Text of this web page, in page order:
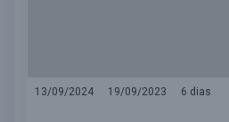
13/09/2024 19/09/2023
6 dias